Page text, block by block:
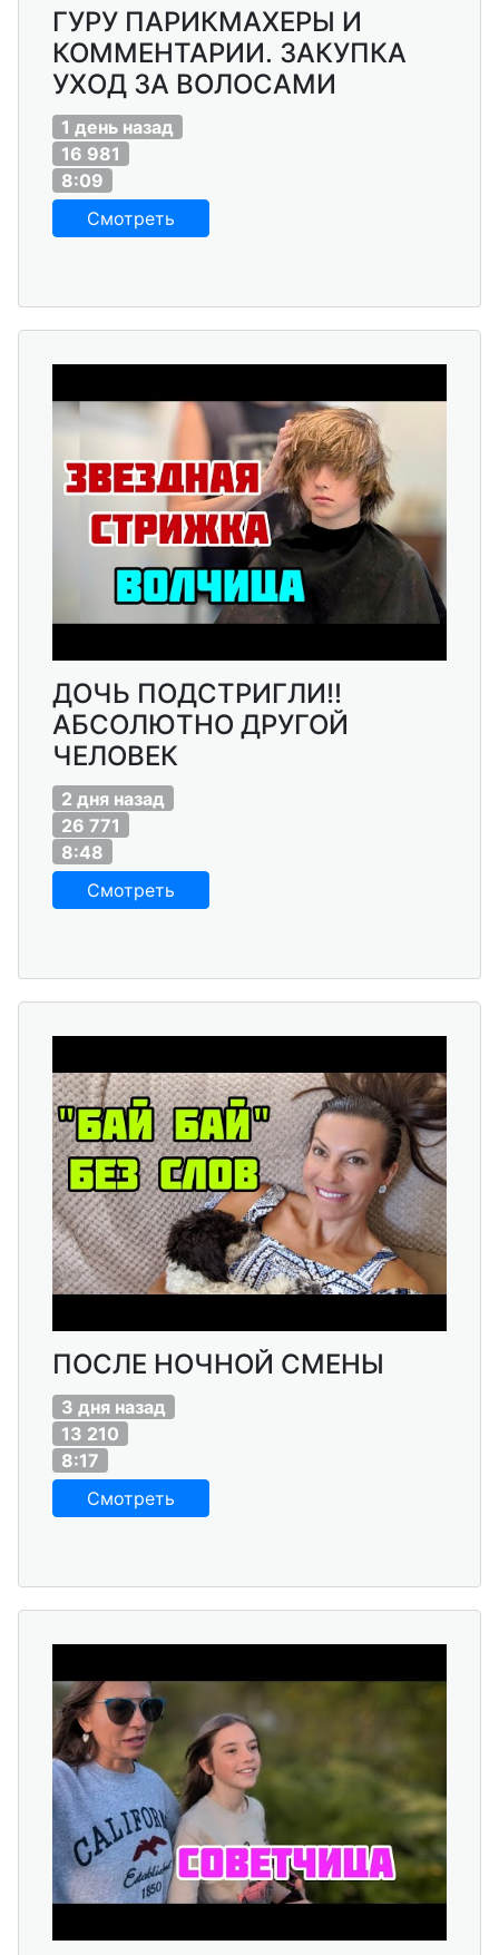
ГУРУ ПАРИКМАХЕРЫ И
КОММЕНТАРИИ. ЗАКУПКА
УХОД ЗА ВОЛОСАМИ
1 день назад
16 981
8:09
Смотреть
ДОЧЬ ПОДСТРИГЛИ!!
АБСОЛЮТНО ДРУГОЙ
ЧЕЛОВЕК
2 дня назад
26 771
8:48
Смотреть
ПОСЛЕ НОЧНОЙ СМЕНЫ
3 дня назад
13 210
8:17
Смотреть